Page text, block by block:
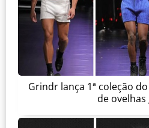
Grindr lança 1ª coleção
de ovelhas